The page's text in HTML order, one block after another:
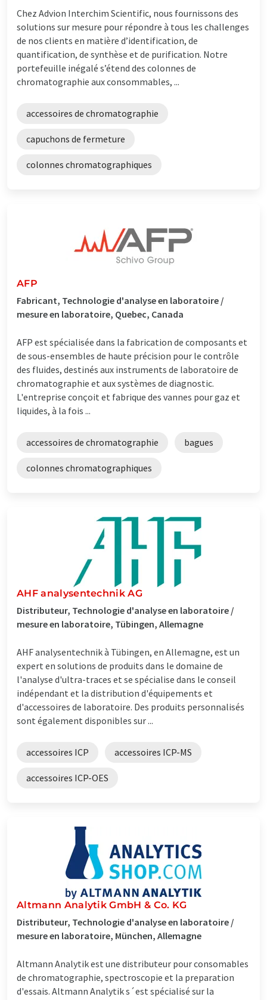
Chez Advion Interchim Scientific, nous fournissons des
solutions sur mesure pour répondre à tous les challenges
de nos clients en matière d’identification, de
quantification, de synthèse et de purification. Notre
portefeuille inégalé s’étend des colonnes de
chromatographie aux consommables, ...
accessoires de chromatographie
capuchons de fermeture
colonnes chromatographiques
AFP
Fabricant, Technologie d'analyse en laboratoire /
mesure en laboratoire, Quebec, Canada
AFP est spécialisée dans la fabrication de composants et
de sous-ensembles de haute précision pour le contrôle
des fluides, destinés aux instruments de laboratoire de
chromatographie et aux systèmes de diagnostic.
L'entreprise conçoit et fabrique des vannes pour gaz et
liquides, à la fois ...
accessoires de chromatographie bagues
colonnes chromatographiques
AHF analysentechnik AG
Distributeur, Technologie d'analyse en laboratoire /
mesure en laboratoire, Tübingen, Allemagne
AHF analysentechnik à Tübingen, en Allemagne, est un
expert en solutions de produits dans le domaine de
l'analyse d'ultra-traces et se spécialise dans le conseil
indépendant et la distribution d'équipements et
d'accessoires de laboratoire. Des produits personnalisés
sont également disponibles sur ...
accessoires ICP accessoires ICP-MS
accessoires ICP-OES
Altmann Analytik GmbH & Co. KG
Distributeur, Technologie d'analyse en laboratoire /
mesure en laboratoire, München, Allemagne
Altmann Analytik est une distributeur pour consomables
de chromatographie, spectroscopie et la preparation
d'essais. Altmann Analytik s´est spécialisé sur la